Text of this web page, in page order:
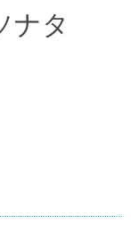
ナタ